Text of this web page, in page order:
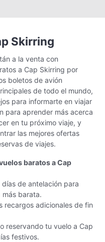
Skirring
a la venta con
a Cap Skirring por
boletos de avión
de todo el mundo,
para informarte en viajar
para aprender más acerca
en tu próximo viaje, y
las mejores ofertas
de viajes.
baratos a Cap
de antelación para
barata.
recargos adicionales de fin
reservando tu vuelo a Cap
festivos.